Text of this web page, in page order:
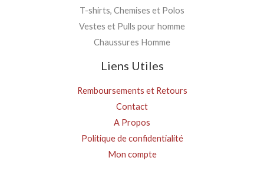
T-shirts, Chemises et Polos
Vestes et Pulls pour homme
Chaussures Homme
Liens Utiles
Remboursements et Retours
Contact
A Propos
Politique de confidentialité
Mon compte